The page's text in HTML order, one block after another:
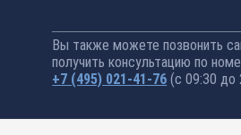
Вы также можете позвонить
получить консультацию по
+7 (495) 021-41-76 (с 09:30 до